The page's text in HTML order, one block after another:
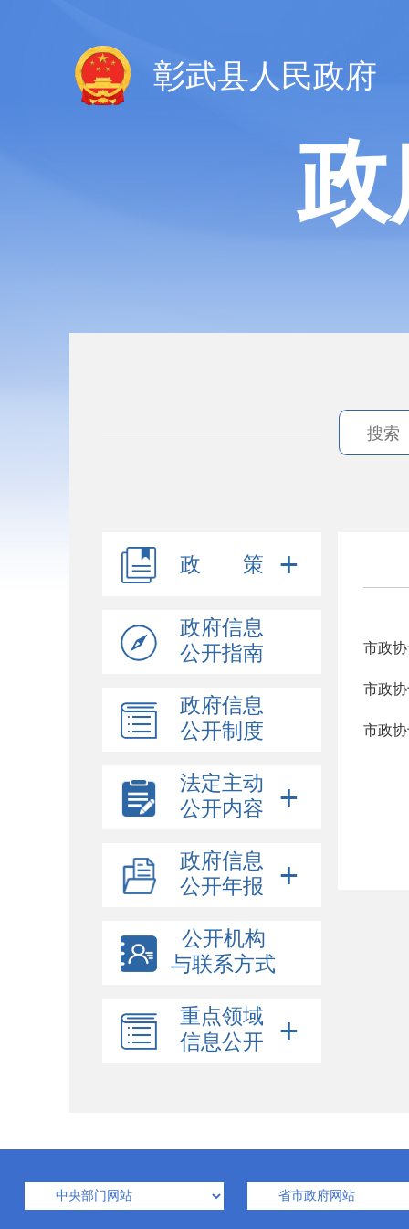
彰武县人民政府
政 策
政府信息
公开指南
政府信息
公开制度
法定主动
公开内容
政府信息
公开年报
公开机构
与联系方式
重点领域
信息公开
市政